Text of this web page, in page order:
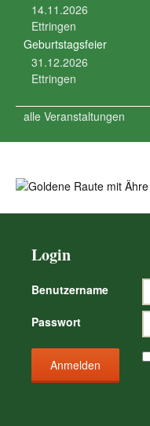
14.11.2026
Ettringen
Geburtstagsfeier
31.12.2026
Ettringen
alle Veranstaltungen
Login
Benutzername
Passwort